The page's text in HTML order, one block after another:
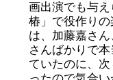
画出演でも与
椿」で役作り
は、加藤嘉さ
さんばかりで
ていたのに、